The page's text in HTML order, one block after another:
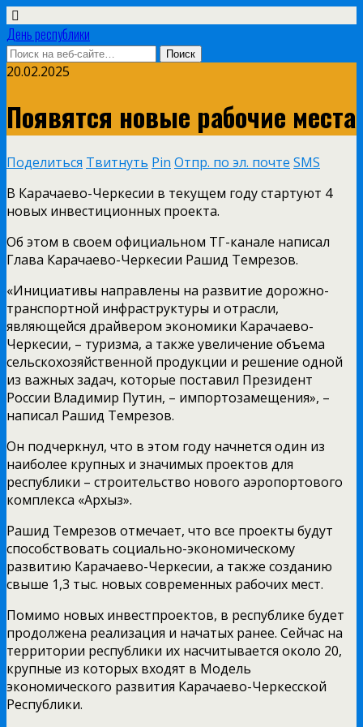
День республики
20.02.2025
Появятся новые рабочие места
Поделиться Твитнуть Pin Отпр. по эл. почте SMS
В Карачаево-Черкесии в текущем году стартуют 4
новых инвестиционных проекта.
Об этом в своем официальном ТГ-канале написал
Глава Карачаево-Черкесии Рашид Темрезов.
«Инициативы направлены на развитие дорожно-
транспортной инфраструктуры и отрасли,
являющейся драйвером экономики Карачаево-
Черкесии, – туризма, а также увеличение объема
сельскохозяйственной продукции и решение одной
из важных задач, которые поставил Президент
России Владимир Путин, – импортозамещения», –
написал Рашид Темрезов.
Он подчеркнул, что в этом году начнется один из
наиболее крупных и значимых проектов для
республики – строительство нового аэропортового
комплекса «Архыз».
Рашид Темрезов отмечает, что все проекты будут
способствовать социально-экономическому
развитию Карачаево-Черкесии, а также созданию
свыше 1,3 тыс. новых современных рабочих мест.
Помимо новых инвестпроектов, в республике будет
продолжена реализация и начатых ранее. Сейчас на
территории республики их насчитывается около 20,
крупные из которых входят в Модель
экономического развития Карачаево-Черкесской
Республики.